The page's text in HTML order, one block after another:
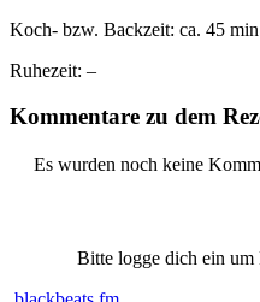
Koch- bzw. Backzeit: ca. 45
Ruhezeit: –
Kommentare zu dem
Es wurden noch keine
Bitte logge dich ein um